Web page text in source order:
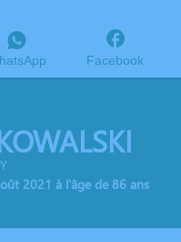
Facebook
2021 à l'âge de 86 ans